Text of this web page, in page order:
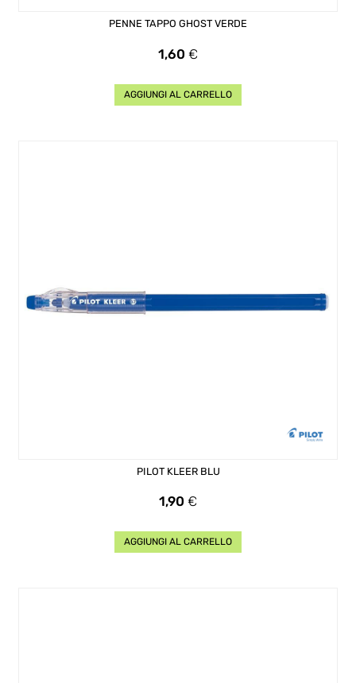
PENNE TAPPO GHOST VERDE
Prezzo
1,60 €
AGGIUNGI AL CARRELLO
PILOT KLEER BLU
Prezzo
1,90 €
AGGIUNGI AL CARRELLO